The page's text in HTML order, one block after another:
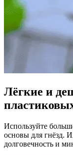
Лёгкие и
Используйте
основы для гнёзд.
долговечность и